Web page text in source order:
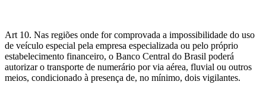
Art 10. Nas regiões onde for comprovada a impossibilidade do uso
de veículo especial pela empresa especializada ou pelo próprio
estabelecimento financeiro, o Banco Central do Brasil poderá
autorizar o transporte de numerário por via aérea, fluvial ou outros
meios, condicionado à presença de, no mínimo, dois vigilantes.